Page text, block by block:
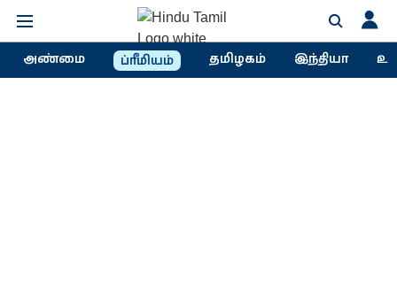
அண்மை ப்ரீமியம் தமிழகம் இந்தியா